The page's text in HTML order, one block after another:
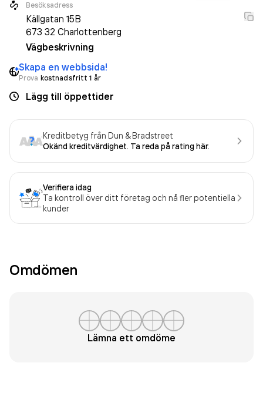
Besöksadress
Källgatan 15B
673 32 Charlottenberg
Vägbeskrivning
Skapa en webbsida!
Prova kostnadsfritt 1 år
Lägg till öppettider
Kreditbetyg från Dun & Bradstreet
Okänd kreditvärdighet. Ta reda på rating här.
Verifiera idag
Ta kontroll över ditt företag och nå fler potentiella
kunder
Omdömen
Lämna ett omdöme